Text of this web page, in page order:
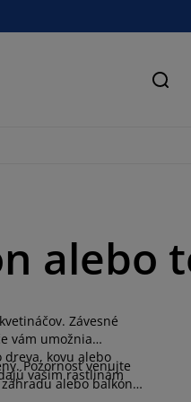
alebo
Závesné
vám umožnia
kovu alebo
vašim rastlinám
Pozornosť venujte
alebo balkón